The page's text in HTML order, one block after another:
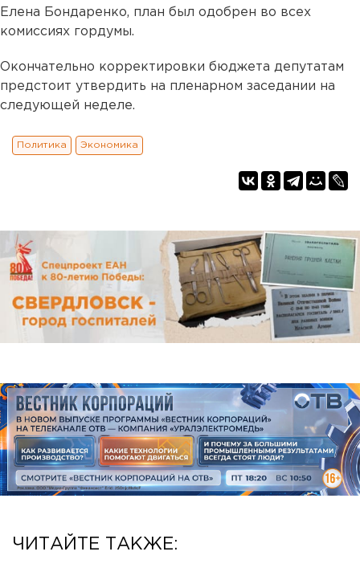
Елена Бондаренко, план был одобрен во всех
комиссиях гордумы.
Окончательно корректировки бюджета депутатам
предстоит утвердить на пленарном заседании на
следующей неделе.
Политика Экономика
ЧИТАЙТЕ ТАКЖЕ: